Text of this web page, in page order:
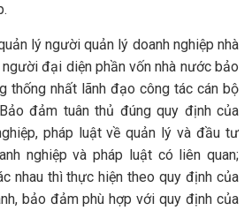
lý người quản lý doanh nghiệp nhà
đại diện phần vốn nhà nước bảo
thống nhất lãnh đạo công tác cán bộ
đảm tuân thủ đúng quy định của
pháp luật về quản lý và đầu tư
nghiệp và pháp luật có liên quan;
nhau thì thực hiện theo quy định của
bảo đảm phù hợp với quy định của